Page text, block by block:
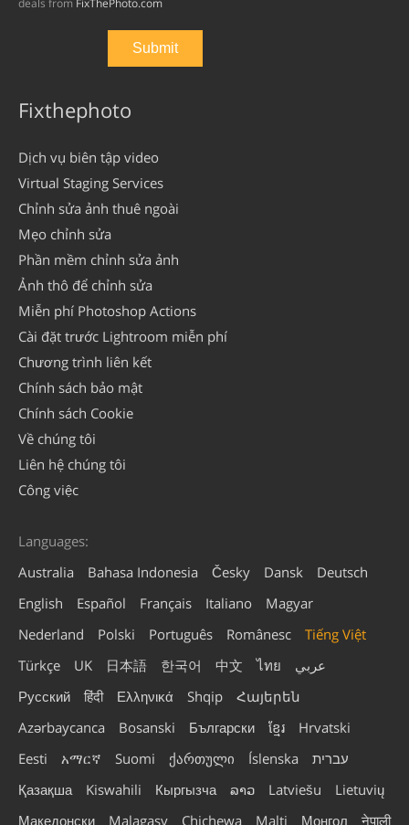
deals from FixThePhoto.com
Fixthephoto
Dịch vụ biên tập video
Virtual Staging Services
Chỉnh sửa ảnh thuê ngoài
Mẹo chỉnh sửa
Phần mềm chỉnh sửa ảnh
Ảnh thô để chỉnh sửa
Miễn phí Photoshop Actions
Cài đặt trước Lightroom miễn phí
Chương trình liên kết
Chính sách bảo mật
Chính sách Cookie
Về chúng tôi
Liên hệ chúng tôi
Công việc
Languages:
Australia
Bahasa Indonesia Česky Dansk
Deutsch
English
Español Français Italiano
Magyar
Nederland
Polski Português Românesc
Tiếng Việt
Türkçe
UK 日本語 한국어 中文 ไทย
عربي
Русский
हिंदी Ελληνικά Shqip
Հայերեն
Azərbaycanca
Bosanski Български ខ្មែរ
Hrvatski
Eesti
አማርኛ Suomi ქართული Íslenska
עברית
Қазақша
Kiswahili Кыргызча ລາວ Latviešu
Lietuvių
Македонски
Malagasy Chichewa Malti Монгол नेपाली